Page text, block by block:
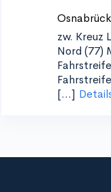
Osnabrück
zw. Kreuz
Nord (77)
[...]